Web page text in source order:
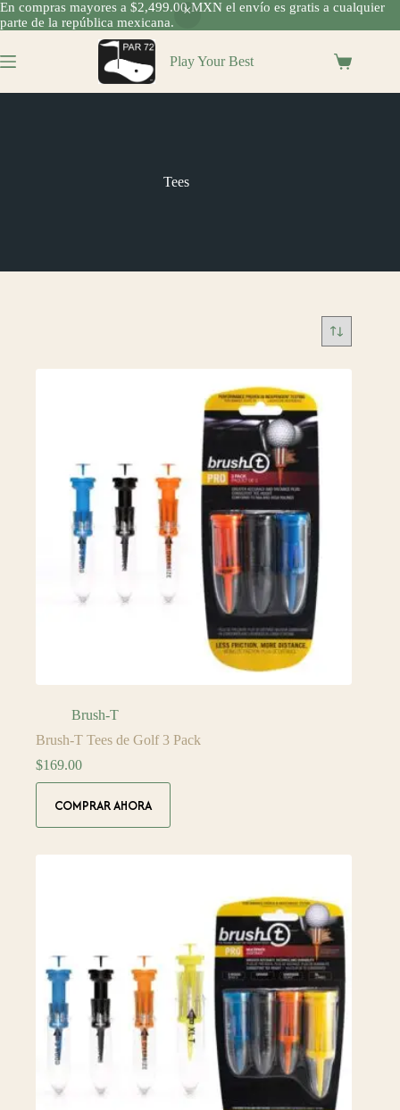
En compras mayores a $2,499.00 MXN el envío es gratis a cualquier
parte de la república mexicana.
al
contenido
Play Your Best
Shopping
Tees
Brush-T
Brush-T Tees de Golf 3 Pack
$169.00
COMPRAR AHORA